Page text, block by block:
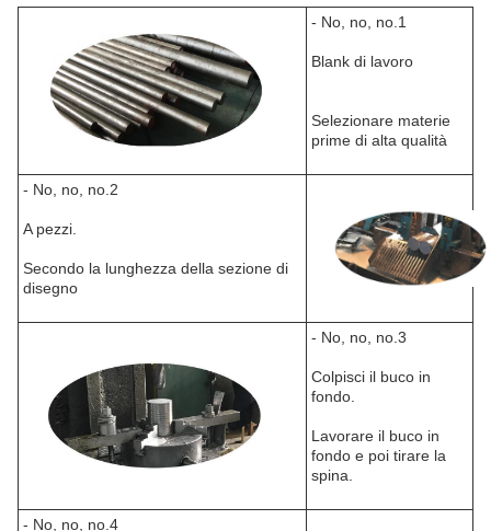
- No, no, no.1
Blank di lavoro
Selezionare materie
prime di alta qualità
- No, no, no.2
A pezzi.
Secondo la lunghezza della sezione di
disegno
- No, no, no.3
Colpisci il buco in
fondo.
Lavorare il buco in
fondo e poi tirare la
spina.
- No, no, no.4